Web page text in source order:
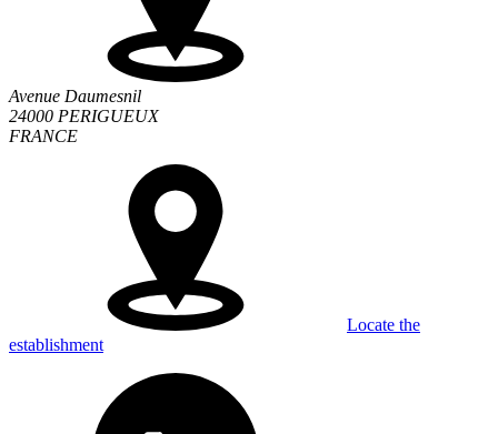
Avenue Daumesnil
24000 PERIGUEUX
FRANCE
Locate the
establishment